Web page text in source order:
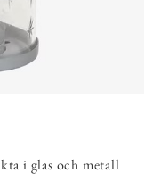
i glas och metall